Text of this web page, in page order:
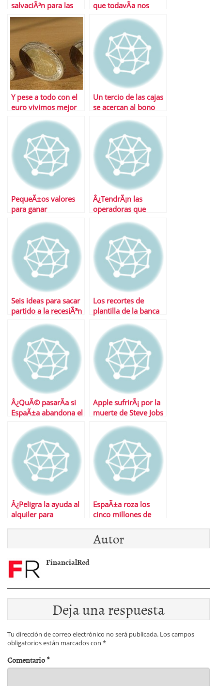
salvaciÃ³n para las
cajas de ahorro
que todavÃ­a nos
Y pese a todo con el
euro vivimos mejor
Un tercio de las cajas
se acercan al bono
PequeÃ±os valores
para ganar
Â¿TendrÃ¡n las
operadoras que
de sus clientes?
Seis ideas para sacar
partido a la recesiÃ³n
Los recortes de
plantilla de la banca
Â¿QuÃ© pasarÃ­a si
EspaÃ±a abandona el
Apple sufrirÃ¡ por la
muerte de Steve Jobs
Â¿Peligra la ayuda al
alquiler para
EspaÃ±a roza los
cinco millones de
Autor
FinancialRed
Deja una respuesta
Tu dirección de correo electrónico no será publicada. Los campos
obligatorios están marcados con *
Comentario*